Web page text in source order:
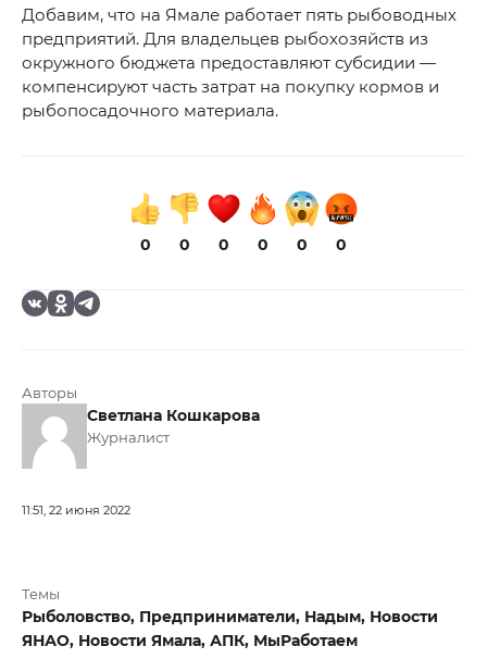
Добавим, что на Ямале работает пять рыбоводных
предприятий. Для владельцев рыбохозяйств из
окружного бюджета предоставляют субсидии —
компенсируют часть затрат на покупку кормов и
рыбопосадочного материала.
0 0 0 0 0 0
Авторы
Светлана Кошкарова
Журналист
11:51, 22 июня 2022
Темы
Рыболовство, Предприниматели, Надым, Новости
ЯНАО, Новости Ямала, АПК, МыРаботаем